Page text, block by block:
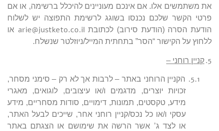
את משתמשים אלו. אם אינכם מעוניינים להיכלל ברשימה, או אם
פרטי הקשר שלכם נכנסו בשוגג לרשימת התפוצה יש לשלוח
הודעת הסרה (הודעת סירוב) לכתובת arie@justketo.co.il או
ללחוץ על הקישור “הסר” בתחתית המייל/ניוזלטר שנשלח.
5. קניין רוחני –
5.1.
הקניין הרוחני באתר – לרבות אך לא רק – סימני מסחר,
זכויות יוצרים, מדגמים ו/או עיצובים, לוגואים, מאגרי
מידע, טקסטים, תמונות, דימויים, סודות מסחריים, מידע
עסקי ו/או כל נכס/קניין רוחני אחר, שייכים לבעל האתר,
או לצד ג’ אשר הרשה את שימושם או הצגתם באתר